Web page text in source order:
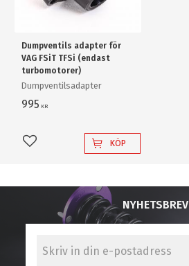
Dumpventils adapter för
VAG FSiT TFSi (endast
turbomotorer)
Dumpventilsadapter
995 KR
Lägg till i favoriter
KÖP
NYHETSBREV